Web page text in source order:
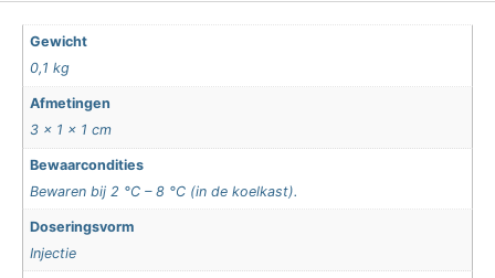
Gewicht
0,1 kg
Afmetingen
3 × 1 × 1 cm
Bewaarcondities
Bewaren bij 2 °C – 8 °C (in de koelkast).
Doseringsvorm
Injectie